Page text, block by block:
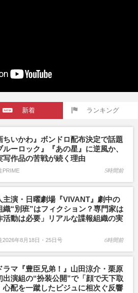
新着 ランキング
ちいかわ』ボンドロ配布決定で話題
ルーロック』『あの星』に逆風か、
写作品の苦戦が続く理由
PRIME 5時間前
主演・日曜劇場『VIVANT』劇中の
織“別班”はフィクション？専門家は
活動は必要」リアルな諜報組織の実
2026年8月18日・25日号 6時間前
ラマ『豊臣兄弟！』山田涼介・栗原
出演組の“扮装公開”で「顔で天下取
心配を一蹴したビジュに相次ぐ反響